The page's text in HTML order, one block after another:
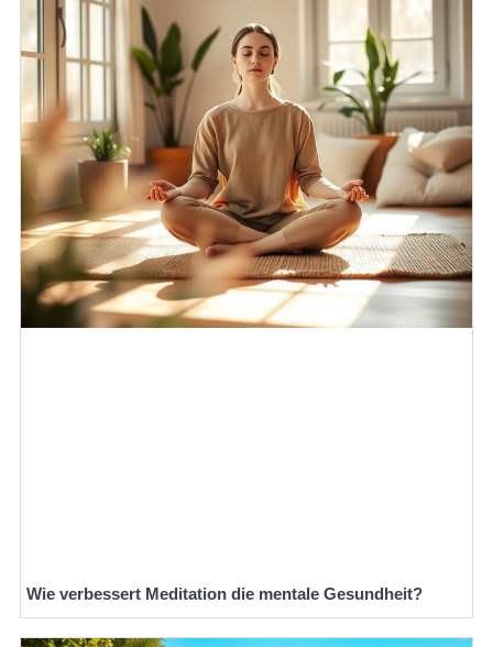
Wie verbessert Meditation die mentale Gesundheit?